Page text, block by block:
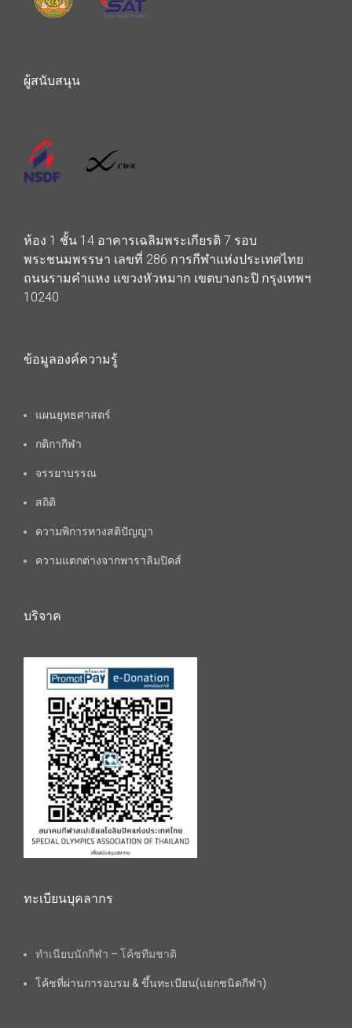
ผู้สนับสนุน
ห้อง 1 ชั้น 14 อาคารเฉลิมพระเกียรติ 7 รอบ
พระชนมพรรษา เลขที่ 286 การกีฬาแห่งประเทศไทย
ถนนรามคำแหง แขวงหัวหมาก เขตบางกะปิ กรุงเทพฯ
10240
ข้อมูลองค์ความรู้
แผนยุทธศาสตร์
กติกากีฬา
จรรยาบรรณ
สถิติ
ความพิการทางสติปัญญา
ความแตกต่างจากพาราลิมปิคส์
บริจาค
ทะเบียนบุคลากร
ทำเนียบนักกีฬา – โค้ชทีมชาติ
โค้ชที่ผ่านการอบรม & ขึ้นทะเบียน(แยกชนิดกีฬา)